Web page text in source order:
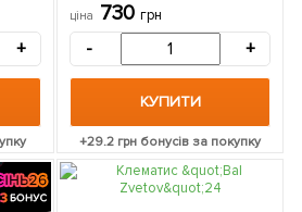
+
ціна 730 грн
- +
КУПИТИ
+29.2 грн бонусів за покупку